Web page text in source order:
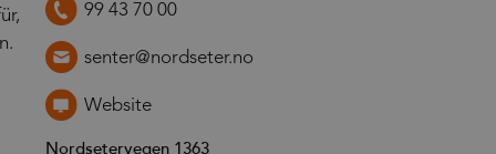
99 43 70 00
senter@nordseter.no
Website
Nordsetervegen 1363